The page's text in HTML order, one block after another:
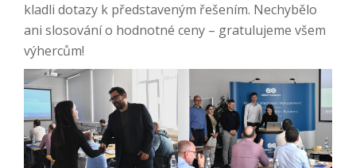
kladli dotazy k představeným řešením. Nechybělo
ani slosování o hodnotné ceny – gratulujeme všem
výhercům!